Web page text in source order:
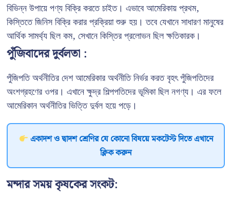
বিভিন্ন উপায়ে পণ্য বিক্রি করতে চাইত। এভাবে আমেরিকায় প্রথম,
কিস্তিতে জিনিস বিক্রি করার প্রক্রিয়া শুরু হয়। তবে যেখানে সাধারণ মানুষের
আর্থিক সামর্থ্য ছিল কম, সেখানে কিস্তির প্রলোভন ছিল ক্ষতিকারক।
পুঁজিবাদের দুর্বলতা :
পুঁজিপতি অর্থনীতির দেশ আমেরিকার অর্থনীতি নির্ভর করত বৃহৎ পুঁজিপতিদের
অংশগ্রহণের ওপর। এখানে ক্ষুদ্র শিল্পপতিদের ভূমিকা ছিল নগণ্য। এর ফলে
আমেরিকান অর্থনীতির ভিত্তি দুর্বল হয়ে পড়ে।
একাদশ ও দ্বাদশ শ্রেণির যে কোনো বিষয়ে মকটেস্ট দিতে এখানে
ক্লিক করুন
মন্দার সময় কৃষকের সংকট: